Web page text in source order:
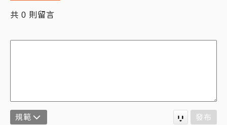
共 0 則留言
規範 發布